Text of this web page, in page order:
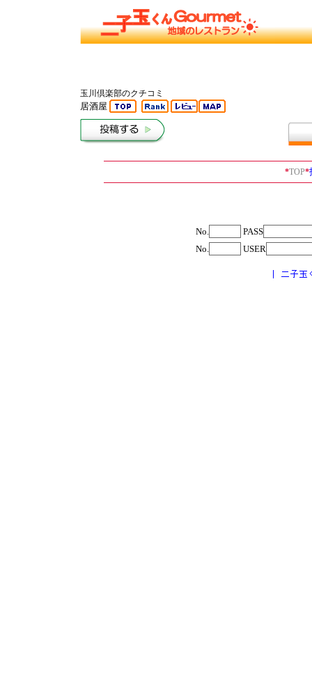
玉川倶楽部のクチコミ
居酒屋
*TOP*
No.
PASS
No.
USER